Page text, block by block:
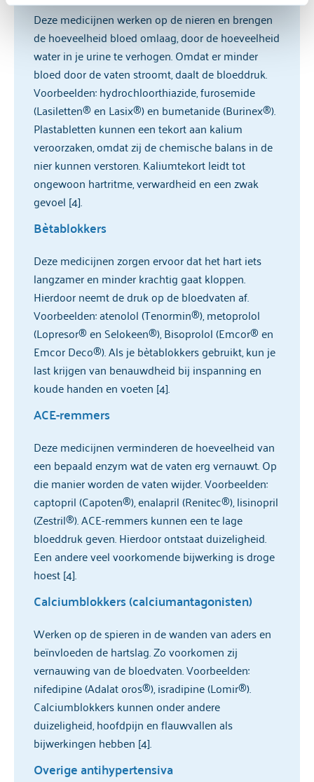
cookiebeleid en de privacyverklaring raadplegen.
Deze medicijnen werken op de nieren en brengen
de hoeveelheid bloed omlaag, door de hoeveelheid
water in je urine te verhogen. Omdat er minder
bloed door de vaten stroomt, daalt de bloeddruk.
Voorbeelden: hydrochloorthiazide, furosemide
(Lasiletten® en Lasix®) en bumetanide (Burinex®).
Plastabletten kunnen een tekort aan kalium
veroorzaken, omdat zij de chemische balans in de
nier kunnen verstoren. Kaliumtekort leidt tot
ongewoon hartritme, verwardheid en een zwak
gevoel [4].
Bètablokkers
Deze medicijnen zorgen ervoor dat het hart iets
langzamer en minder krachtig gaat kloppen.
Hierdoor neemt de druk op de bloedvaten af.
Voorbeelden: atenolol (Tenormin®), metoprolol
(Lopresor® en Selokeen®), Bisoprolol (Emcor® en
Emcor Deco®). Als je bètablokkers gebruikt, kun je
last krijgen van benauwdheid bij inspanning en
koude handen en voeten [4].
ACE-remmers
Deze medicijnen verminderen de hoeveelheid van
een bepaald enzym wat de vaten erg vernauwt. Op
die manier worden de vaten wijder. Voorbeelden:
captopril (Capoten®), enalapril (Renitec®), lisinopril
(Zestril®). ACE-remmers kunnen een te lage
bloeddruk geven. Hierdoor ontstaat duizeligheid.
Een andere veel voorkomende bijwerking is droge
hoest [4].
Calciumblokkers (calciumantagonisten)
Werken op de spieren in de wanden van aders en
beïnvloeden de hartslag. Zo voorkomen zij
vernauwing van de bloedvaten. Voorbeelden:
nifedipine (Adalat oros®), isradipine (Lomir®).
Calciumblokkers kunnen onder andere
duizeligheid, hoofdpijn en flauwvallen als
bijwerkingen hebben [4].
Overige antihypertensiva